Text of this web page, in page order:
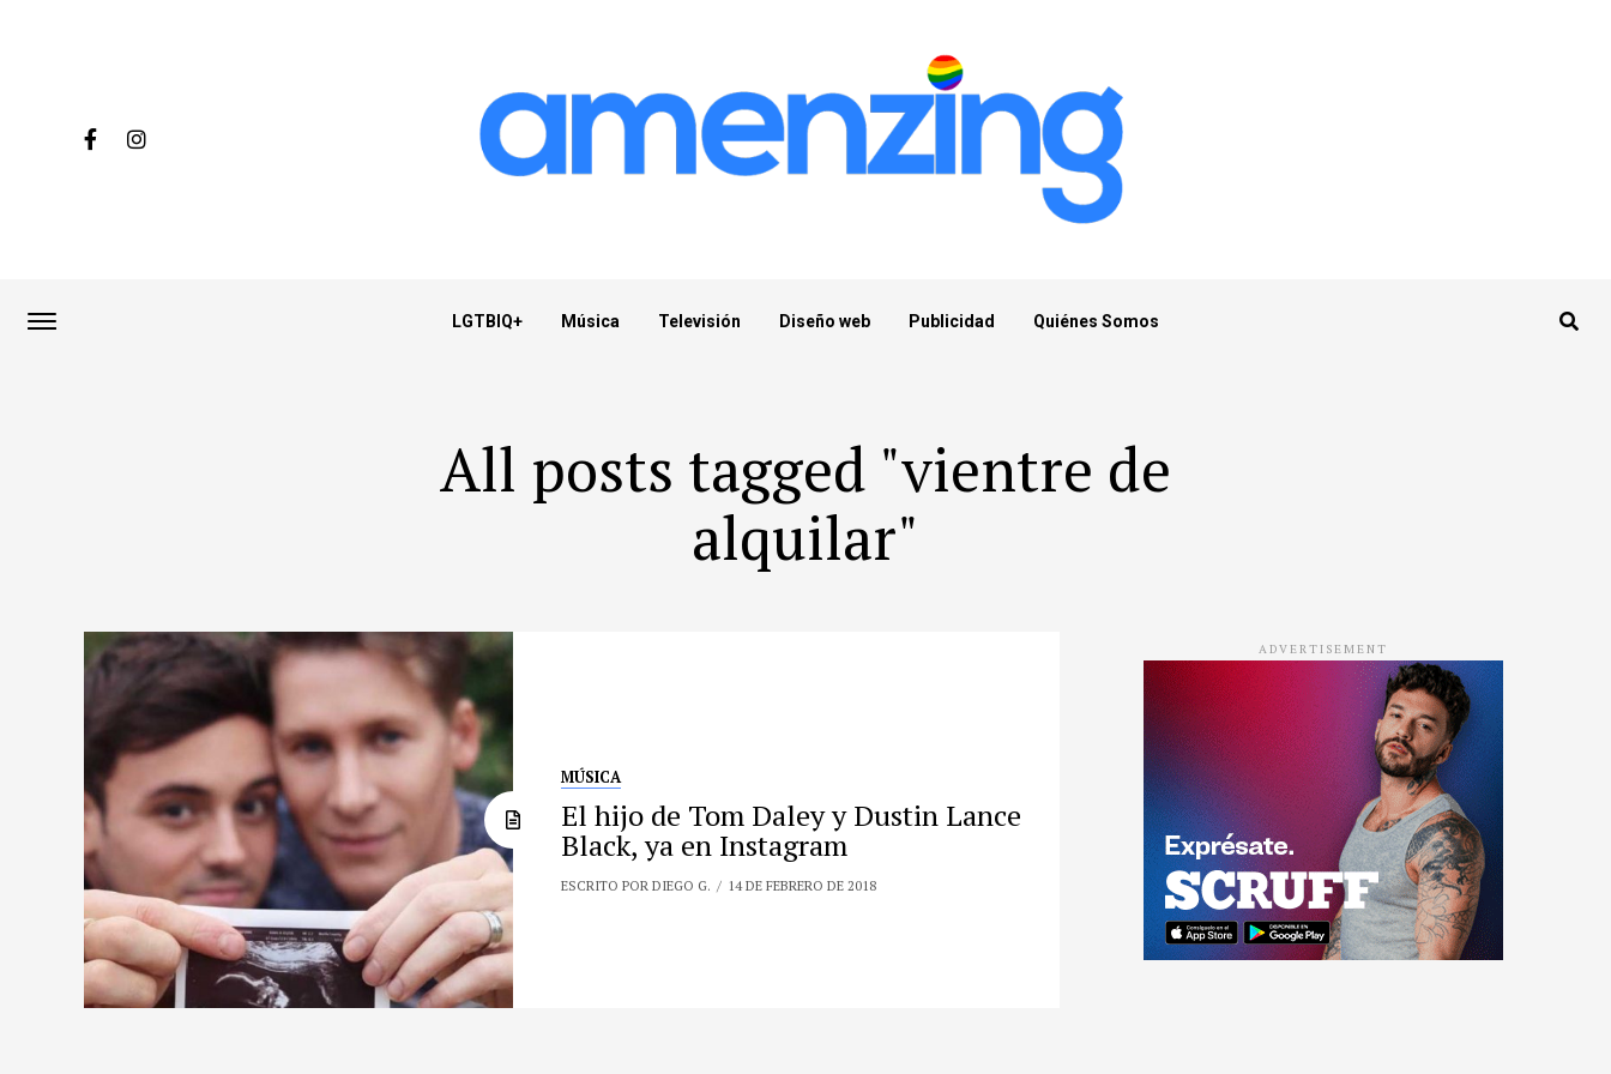
LGTBIQ+ Música Televisión Diseño web Publicidad Quiénes Somos
All posts tagged "vientre de
alquilar"
MÚSICA
El hijo de Tom Daley y Dustin Lance
Black, ya en Instagram
ESCRITO POR DIEGO G. 14 DE FEBRERO DE 2018
ADVERTISEMENT